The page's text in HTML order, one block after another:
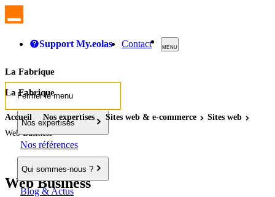
Support My.eolas Contact MENU
La Fabrique
Fermer le menu
Nos expertises
Nos références
Qui sommes-nous ?
Blog & Actus
La Fabrique
Accueil Nos expertises Sites web & e-commerce Sites web
Web Business
Web Business